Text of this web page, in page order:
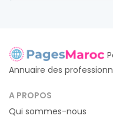
Annuaire des
A PROPOS
Qui sommes-nous